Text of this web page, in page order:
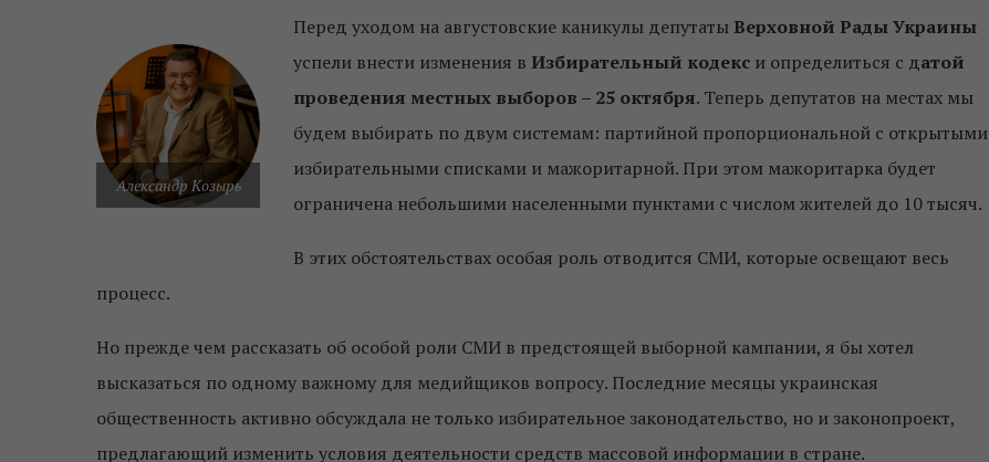
Александр Козырь
Перед уходом на августовские каникулы депутаты Верховной Рады Украины
успели внести изменения в Избирательный кодекс и определиться с датой
проведения местных выборов – 25 октября. Теперь депутатов на местах мы
будем выбирать по двум системам: партийной пропорциональной с открытыми
избирательными списками и мажоритарной. При этом мажоритарка будет
ограничена небольшими населенными пунктами с числом жителей до 10 тысяч.
В этих обстоятельствах особая роль отводится СМИ, которые освещают весь
процесс.
Но прежде чем рассказать об особой роли СМИ в предстоящей выборной кампании, я бы хотел
высказаться по одному важному для медийщиков вопросу. Последние месяцы украинская
общественность активно обсуждала не только избирательное законодательство, но и законопроект,
предлагающий изменить условия деятельности средств массовой информации в стране.